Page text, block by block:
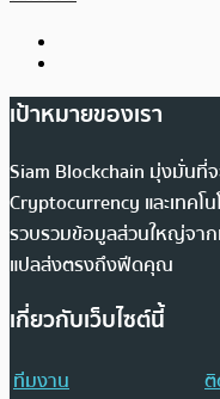
เป้าหมายของเรา
Siam Blockchain มุ่งมั่นที่
Cryptocurrency และเทคโ
รวบรวมข้อมูลส่วนใหญ่จาก
แปลส่งตรงถึงฟีดคุณ
เกี่ยวกับเว็บไซต์นี้
ทีมงาน
ติ